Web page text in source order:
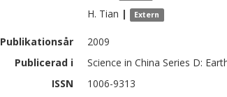
H. Tian | Extern
Publikationsår
2009
Publicerad i
Science in China Series D:
ISSN
1006-9313